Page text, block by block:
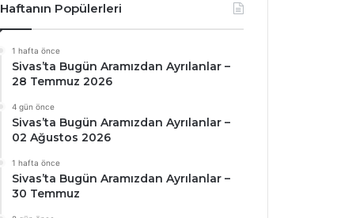
Haftanın Popülerleri
1 hafta önce
Sivas’ta Bugün Aramızdan Ayrılanlar –
28 Temmuz 2026
4 gün önce
Sivas’ta Bugün Aramızdan Ayrılanlar –
02 Ağustos 2026
1 hafta önce
Sivas’ta Bugün Aramızdan Ayrılanlar –
30 Temmuz